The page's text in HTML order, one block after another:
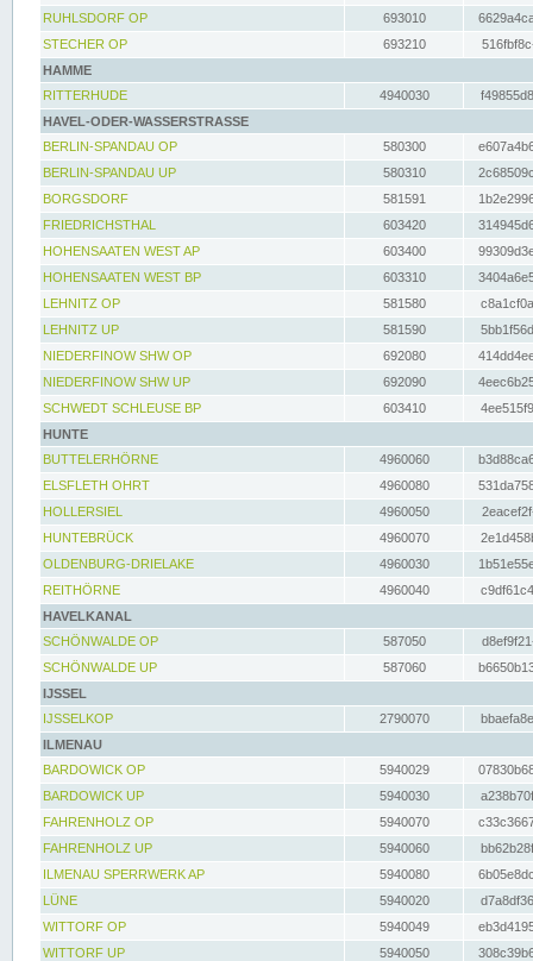
RUHLSDORF OP
693010
STECHER OP
693210
HAMME
RITTERHUDE
4940030
HAVEL-ODER-WASSERSTRASSE
BERLIN-SPANDAU OP
580300
BERLIN-SPANDAU UP
580310
BORGSDORF
581591
FRIEDRICHSTHAL
603420
HOHENSAATEN WEST AP
603400
HOHENSAATEN WEST BP
603310
LEHNITZ OP
581580
LEHNITZ UP
581590
NIEDERFINOW SHW OP
692080
NIEDERFINOW SHW UP
692090
SCHWEDT SCHLEUSE BP
603410
HUNTE
BUTTELERHÖRNE
4960060
ELSFLETH OHRT
4960080
HOLLERSIEL
4960050
HUNTEBRÜCK
4960070
OLDENBURG-DRIELAKE
4960030
REITHÖRNE
4960040
HAVELKANAL
SCHÖNWALDE OP
587050
SCHÖNWALDE UP
587060
IJSSEL
IJSSELKOP
2790070
ILMENAU
BARDOWICK OP
5940029
BARDOWICK UP
5940030
FAHRENHOLZ OP
5940070
FAHRENHOLZ UP
5940060
ILMENAU SPERRWERK AP
5940080
LÜNE
5940020
WITTORF OP
5940049
WITTORF UP
5940050